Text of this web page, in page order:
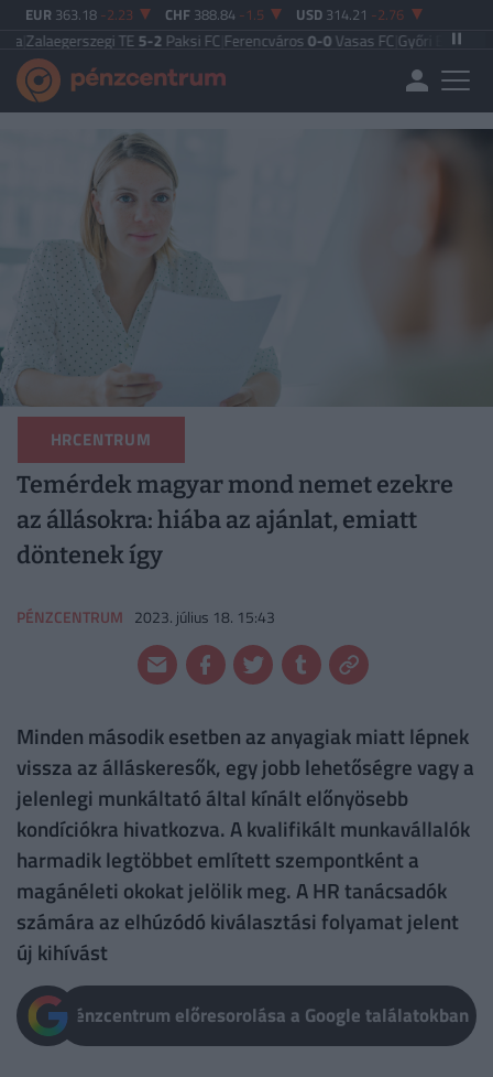
EUR 363.18 -2.23 CHF 388.84 -1.5 USD 314.21 -2.76
TE5-2Paksi FC Ferencváros 0-0Vasas FC|Győri ETO FC4-0
HRCENTRUM
Temérdek magyar mond nemet ezekre
az állásokra: hiába az ajánlat, emiatt
döntenek így
PÉNZCENTRUM 2023. július 18. 15:43
Minden második esetben az anyagiak miatt lépnek
vissza az álláskeresők, egy jobb lehetőségre vagy a
jelenlegi munkáltató által kínált előnyösebb
kondíciókra hivatkozva. A kvalifikált munkavállalók
harmadik legtöbbet említett szempontként a
magánéleti okokat jelölik meg. A HR tanácsadók
számára az elhúzódó kiválasztási folyamat jelent
új kihívást
Pénzcentrum előresorolása a Google találatokban